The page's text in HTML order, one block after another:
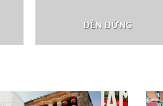
ĐÈN ĐỨNG